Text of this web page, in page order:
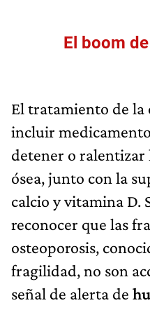
El boom
El tratamiento de la
incluir
detener o ralentizar
ósea, junto con la
calcio y vitamina D.
reconocer que las
osteoporosis,
fragilidad, no son
señal de alerta de